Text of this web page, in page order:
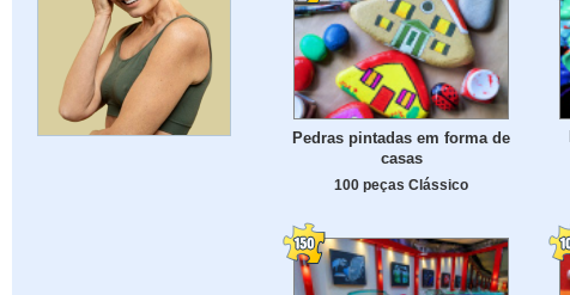
Pedras pintadas em forma de
casas
100 peças Clássico